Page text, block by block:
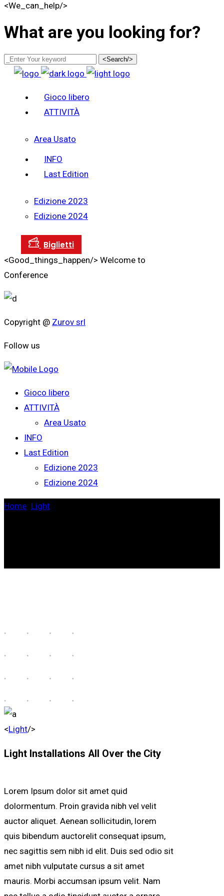
<We_can_help/>
What are you looking for?
<Search/>
Gioco libero
ATTIVITÀ
Area Usato
INFO
Last Edition
Edizione 2023
Edizione 2024
<Good_things_happen/> Welcome to
Conference
Copyright @ Zurov srl
Follow us
Gioco libero
ATTIVITÀ
Area Usato
INFO
Last Edition
Edizione 2023
Edizione 2024
Home Light
<Light/>
Light Installations All Over the City
Lorem Ipsum dolor sit amet quid
dolormentum. Proin gravida nibh vel velit
auctor aliquet. Aenean sollicitudin, lorem
quis bibendum auctorelit consequat ipsum,
nec sagittis sem nibh id elit. Duis sed odio sit
amet nibh vulputate cursus a sit amet
mauris. Morbi accumsan ipsum velit. Nam